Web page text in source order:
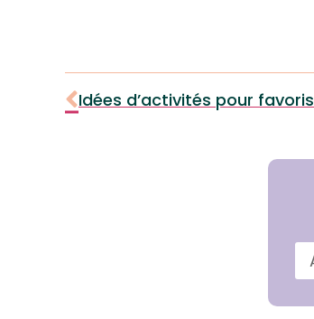
Idées d’activités pour